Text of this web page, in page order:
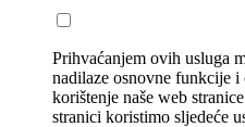
Prihvaćanjem ovih usluga
nadilaze osnovne funkcije
korištenje naše web
stranici koristimo sljedeće